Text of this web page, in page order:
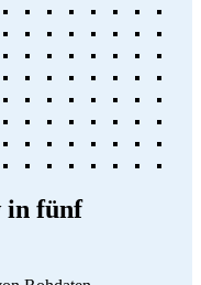
in fünf